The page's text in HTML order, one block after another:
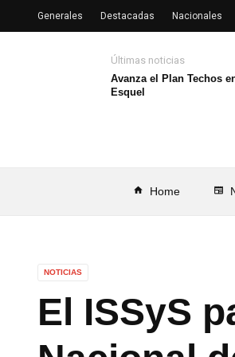
home Home newspaper
Últimas noticias
Avanza el Plan Techos
Esquel
Generales Destacadas Nacionales
NOTICIAS
El ISSyS